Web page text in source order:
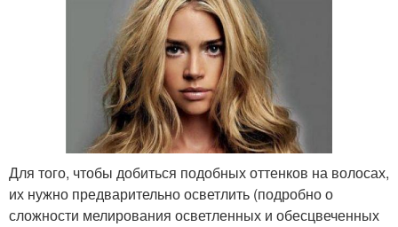
Для того, чтобы добиться подобных оттенков на волосах,
их нужно предварительно осветлить (подробно о
сложности мелирования осветленных и обесцвеченных